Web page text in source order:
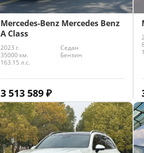
Mercedes-Benz Mercedes Benz
A Class
2023 г.
Седан
35000 км.
Бензин
163.15 л.с.
3 513 589₽